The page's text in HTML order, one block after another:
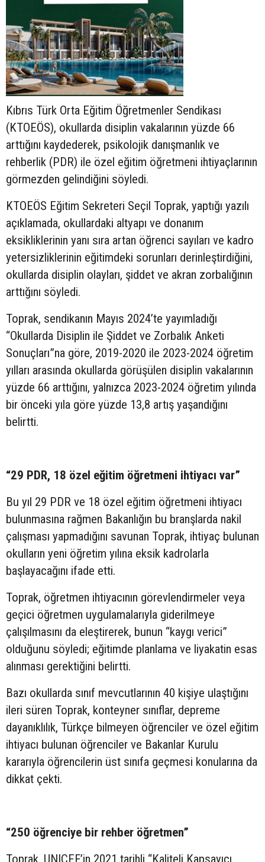
Kıbrıs Türk Orta Eğitim Öğretmenler Sendikası
(KTOEÖS), okullarda disiplin vakalarının yüzde 66
arttığını kaydederek, psikolojik danışmanlık ve
rehberlik (PDR) ile özel eğitim öğretmeni ihtiyaçlarının
görmezden gelindiğini söyledi.
KTOEÖS Eğitim Sekreteri Seçil Toprak, yaptığı yazılı
açıklamada, okullardaki altyapı ve donanım
eksikliklerinin yanı sıra artan öğrenci sayıları ve kadro
yetersizliklerinin eğitimdeki sorunları derinleştirdiğini,
okullarda disiplin olayları, şiddet ve akran zorbalığının
arttığını söyledi.
Toprak, sendikanın Mayıs 2024’te yayımladığı
“Okullarda Disiplin ile Şiddet ve Zorbalık Anketi
Sonuçları”na göre, 2019-2020 ile 2023-2024 öğretim
yılları arasında okullarda görüşülen disiplin vakalarının
yüzde 66 arttığını, yalnızca 2023-2024 öğretim yılında
bir önceki yıla göre yüzde 13,8 artış yaşandığını
belirtti.
“29 PDR, 18 özel eğitim öğretmeni ihtiyacı var”
Bu yıl 29 PDR ve 18 özel eğitim öğretmeni ihtiyacı
bulunmasına rağmen Bakanlığın bu branşlarda nakil
çalışması yapmadığını savunan Toprak, ihtiyaç bulunan
okulların yeni öğretim yılına eksik kadrolarla
başlayacağını ifade etti.
Toprak, öğretmen ihtiyacının görevlendirmeler veya
geçici öğretmen uygulamalarıyla giderilmeye
çalışılmasını da eleştirerek, bunun “kaygı verici”
olduğunu söyledi; eğitimde planlama ve liyakatin esas
alınması gerektiğini belirtti.
Bazı okullarda sınıf mevcutlarının 40 kişiye ulaştığını
ileri süren Toprak, konteyner sınıflar, depreme
dayanıklılık, Türkçe bilmeyen öğrenciler ve özel eğitim
ihtiyacı bulunan öğrenciler ve Bakanlar Kurulu
kararıyla öğrencilerin üst sınıfa geçmesi konularına da
dikkat çekti.
“250 öğrenciye bir rehber öğretmen”